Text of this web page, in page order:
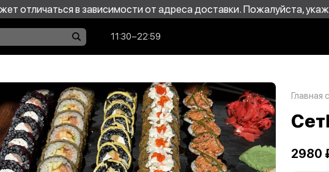
отличаться в зависимости от адреса доставки. Пожалуйста,
11:30−22:59
Главная
2980